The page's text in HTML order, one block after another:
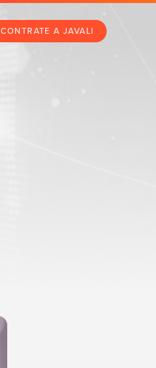
CONTRATE A JAVALI